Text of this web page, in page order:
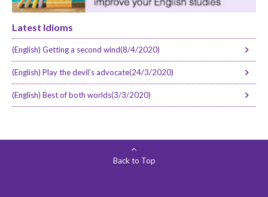
Latest Idioms
(English) Getting a second wind(8/4/2020)
(English) Play the devil’s advocate(24/3/2020)
(English) Best of both worlds(3/3/2020)
Back to Top